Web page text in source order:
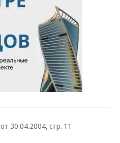
от 30.04.2004, стр. 11